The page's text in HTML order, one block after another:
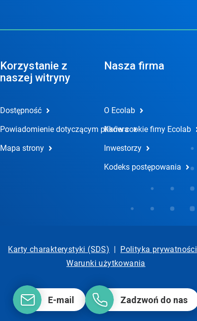
Korzystanie z
naszej witryny
Dostępność
Powiadomienie dotyczącym plików cookie fimy Ecolab
Mapa strony
Nasza firma
O Ecolab
Kariera
Inwestorzy
Kodeks postępowania
E-mail Zadzwoń do nas
Karty charakterystyki (SDS) | Polityka prywatności
Warunki użytkowania